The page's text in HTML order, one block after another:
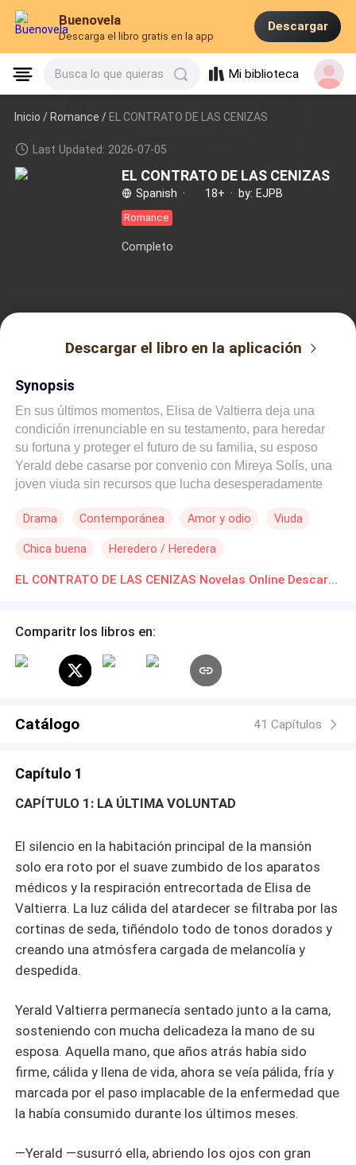
Buenovela
Descarga el libro gratis en la app
Descargar
Busca lo que quieras Mi biblioteca
Inicio /Romance / EL CONTRATO DE LAS CENIZAS
Last Updated: 2026-07-05
EL CONTRATO DE LAS CENIZAS
Spanish · 18+ · by: EJPB
Romance
Completo
Descargar el libro en la aplicación
Synopsis
En sus últimos momentos, Elisa de Valtierra deja una
condición irrenunciable en su testamento, para heredar
su fortuna y proteger el futuro de su familia, su esposo
Yerald debe casarse por convenio con Mireya Solís, una
joven viuda sin recursos que lucha desesperadamente
comienza como un trato frío y necesario pronto se
intrusa, soporta la indiferencia de Yerald y el rechazo
constante de su hija mayor, Ximena. Sin embargo, entre
guardadas con esmero y referencias a un pasado que
malentendidos y sospechas infundadas ponen en duda
su honor y su lugar en la casa, Mireya decide irse. Pero lo
poco a poco a descubrir una verdad que cambiará su
más poderosas de la región. Años después, regresará
transformada, fuerte y empoderada, dispuesta a enfrentar
Drama Contemporánea Amor y odio Viuda
Chica buena Heredero / Heredera
Matrimonio por Contrato De Odio al Amor EL CONTRATO DE LAS CENIZAS Novelas Online Descarga gratuita de PDF
Comparitr los libros en:
Catálogo 41 Capítulos
Capítulo 1
CAPÍTULO 1: LA ÚLTIMA VOLUNTAD
El silencio en la habitación principal de la mansión
solo era roto por el suave zumbido de los aparatos
médicos y la respiración entrecortada de Elisa de
Valtierra. La luz cálida del atardecer se filtraba por las
cortinas de seda, tiñéndolo todo de tonos dorados y
creando una atmósfera cargada de melancolía y
despedida.
Yerald Valtierra permanecía sentado junto a la cama,
sosteniendo con mucha delicadeza la mano de su
esposa. Aquella mano, que años atrás había sido
firme, cálida y llena de vida, ahora se veía pálida, fría y
marcada por el paso implacable de la enfermedad que
la había consumido durante los últimos meses.
—Yerald —susurró ella, abriendo los ojos con gran